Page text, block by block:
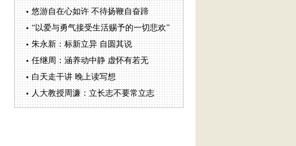
悠游自在心如许 不待扬鞭自奋蹄
“以爱与勇气接受生活赐予的一切悲欢”
朱永新：标新立异 自圆其说
任继周：涵养动中静 虚怀有若无
白天走干讲 晚上读写想
人大教授周濂：立长志不要常立志